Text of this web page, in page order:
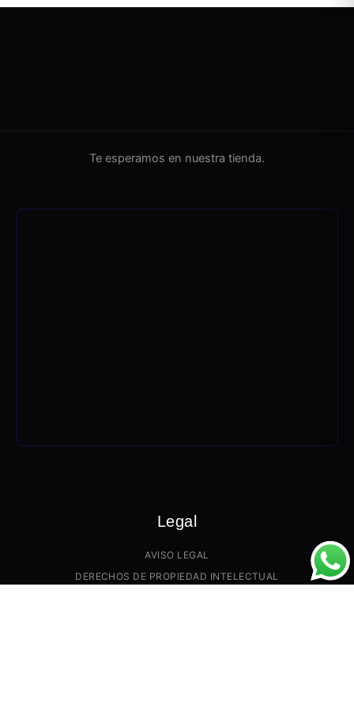
Te esperamos en nuestra tienda.
Legal
AVISO LEGAL
DERECHOS DE PROPIEDAD INTELECTUAL